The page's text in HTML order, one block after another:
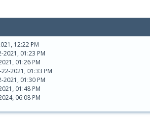
12:22 PM
2021, 01:23 PM
01:26 PM
2021, 01:33 PM
2021, 01:30 PM
01:48 PM
06:08 PM